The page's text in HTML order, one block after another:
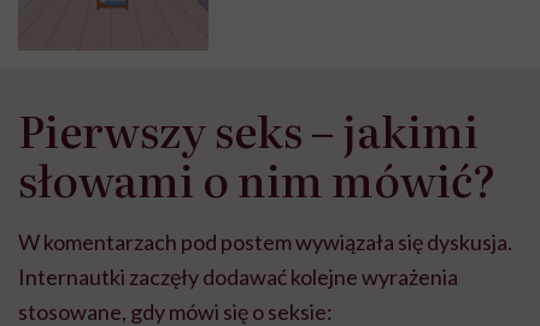
„wylogować się” do łóżka
Pierwszy seks – jakimi
słowami o nim mówić?
W komentarzach pod postem wywiązała się dyskusja.
Internautki zaczęły dodawać kolejne wyrażenia
stosowane, gdy mówi się o seksie: